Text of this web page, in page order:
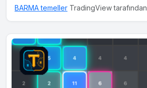
BARMA temeller TradingView tarafından